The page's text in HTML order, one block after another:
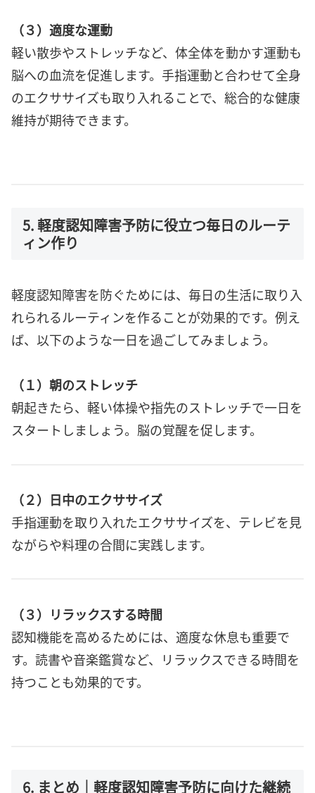
（３）適度な運動
軽い散歩やストレッチなど、体全体を動かす運動も
脳への血流を促進します。手指運動と合わせて全身
のエクササイズも取り入れることで、総合的な健康
維持が期待できます。
5. 軽度認知障害予防に役立つ毎日のルーテ
ィン作り
軽度認知障害を防ぐためには、毎日の生活に取り入
れられるルーティンを作ることが効果的です。例え
ば、以下のような一日を過ごしてみましょう。
（１）朝のストレッチ
朝起きたら、軽い体操や指先のストレッチで一日を
スタートしましょう。脳の覚醒を促します。
（２）日中のエクササイズ
手指運動を取り入れたエクササイズを、テレビを見
ながらや料理の合間に実践します。
（３）リラックスする時間
認知機能を高めるためには、適度な休息も重要で
す。読書や音楽鑑賞など、リラックスできる時間を
持つことも効果的です。
6. まとめ｜軽度認知障害予防に向けた継続